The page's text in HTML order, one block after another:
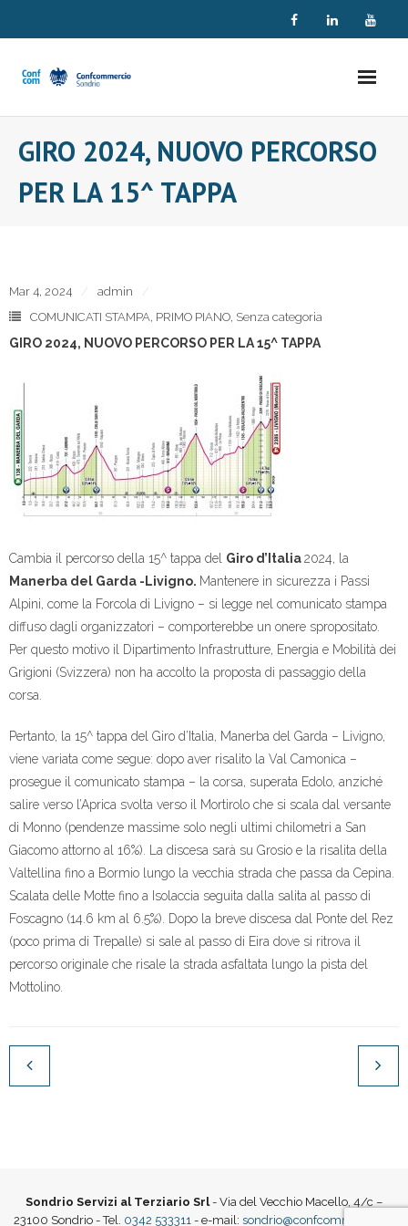
GIRO 2024, NUOVO PERCORSO
PER LA 15^ TAPPA
Mar 4, 2024
admin
COMUNICATI STAMPA, PRIMO PIANO, Senza categoria
GIRO 2024, NUOVO PERCORSO PER LA 15^ TAPPA
Cambia il percorso della 15^ tappa del Giro d’Italia2024, la
Manerba del Garda -Livigno. Mantenere in sicurezza i Passi
Alpini, come la Forcola di Livigno – si legge nel comunicato stampa
diffuso dagli organizzatori – comporterebbe un onere spropositato.
Per questo motivo il Dipartimento Infrastrutture, Energia e Mobilità dei
Grigioni (Svizzera) non ha accolto la proposta di passaggio della
corsa.
Pertanto, la 15^ tappa del Giro d’Italia, Manerba del Garda – Livigno,
viene variata come segue: dopo aver risalito la Val Camonica –
prosegue il comunicato stampa – la corsa, superata Edolo, anziché
salire verso l’Aprica svolta verso il Mortirolo che si scala dal versante
di Monno (pendenze massime solo negli ultimi chilometri a San
Giacomo attorno al 16%). La discesa sarà su Grosio e la risalita della
Valtellina fino a Bormio lungo la vecchia strada che passa da Cepina.
Scalata delle Motte fino a Isolaccia seguita dalla salita al passo di
Foscagno (14.6 km al 6.5%). Dopo la breve discesa dal Ponte del Rez
(poco prima di Trepalle) si sale al passo di Eira dove si ritrova il
percorso originale che risale la strada asfaltata lungo la pista del
Mottolino.
Sondrio Servizi al Terziario Srl- Via del Vecchio Macello, 4/c –
23100 Sondrio - Tel. 0342 533311 - e-mail: sondrio@confcommercio.it